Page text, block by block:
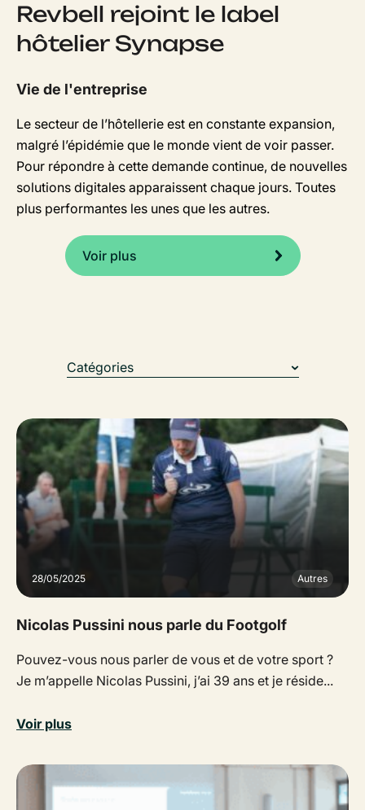
Revbell rejoint le label
hôtelier Synapse
Vie de l'entreprise
Le secteur de l’hôtellerie est en constante expansion,
malgré l’épidémie que le monde vient de voir passer.
Pour répondre à cette demande continue, de nouvelles
solutions digitales apparaissent chaque jours. Toutes
plus performantes les unes que les autres.
Voir plus
Catégories
28/05/2025 Autres
Nicolas Pussini nous parle du Footgolf
Pouvez-vous nous parler de vous et de votre sport ?
Je m’appelle Nicolas Pussini, j’ai 39 ans et je réside...
Voir plus